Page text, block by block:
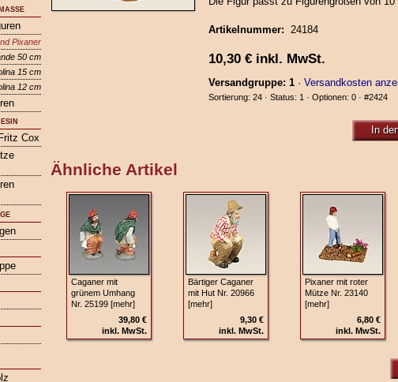
Pixaner
50 cm
15 cm
12 cm
Cox
Artikelnummer: 24184
10,30 €inkl. MwSt.
Versandgruppe: 1· Versandkosten
Sortierung: 24 · Status: 1 · Optionen: 0 · #2424
In
Ähnliche Artikel
Caganer mit
grünem Umhang
Nr. 25199 [mehr]
39,80 €
inkl. MwSt.
Bärtiger Caganer
mit Hut Nr. 20966
[mehr]
9,30 €
inkl. MwSt.
Pixaner mit roter
Mütze Nr. 23140
[mehr]
6,80 €
inkl. MwSt.